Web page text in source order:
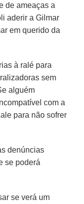
de ameaças a
aderir a Gilmar
em querido da
à ralé para
sem
alguém
com a
para não sofrer
denúncias
se poderá
se verá um